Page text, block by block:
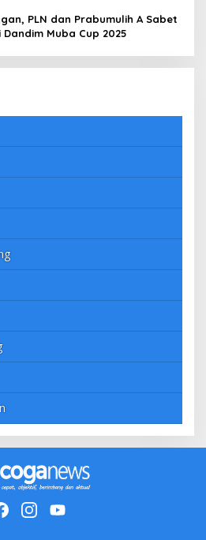
PLN dan Prabumulih A Sabet
Muba Cup 2025